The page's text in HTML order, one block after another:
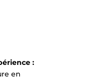
:
en